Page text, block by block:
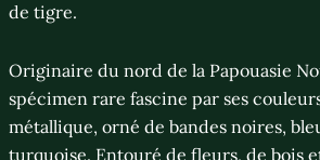
de tigre.
Originaire du nord de la Papouasie
spécimen rare fascine par ses
métallique, orné de bandes noires,
turquoise. Entouré de fleurs, de bois